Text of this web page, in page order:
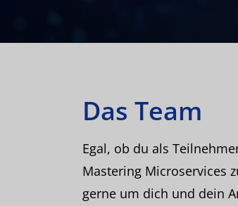
Das Team
Egal, ob du als
Mastering Microservices
gerne um dich und dein